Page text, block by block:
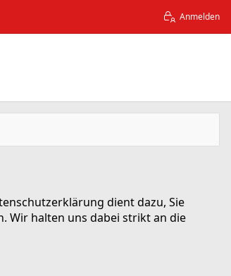
Anmelden
dient dazu, Sie
Wir halten uns dabei strikt an die